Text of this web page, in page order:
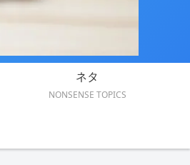
ネタ
NONSENSE TOPICS